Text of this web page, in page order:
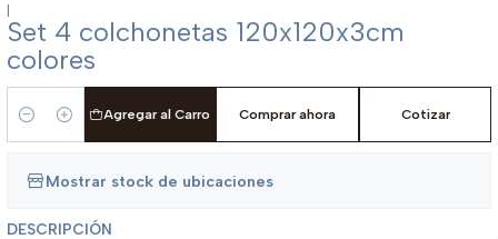
|
Set 4 colchonetas 120x120x3cm
colores
Cantidad
Agregar al Carro Comprar ahora Cotizar
Mostrar stock de ubicaciones
DESCRIPCIÓN